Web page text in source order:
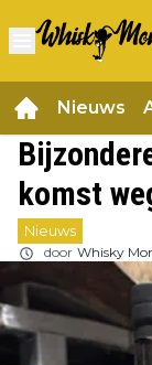
Nieuws
komst
Nieuws
door Whisky